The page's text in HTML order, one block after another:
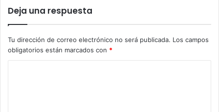
Deja una respuesta
Tu dirección de correo electrónico no será publicada. Los campos
obligatorios están marcados con *